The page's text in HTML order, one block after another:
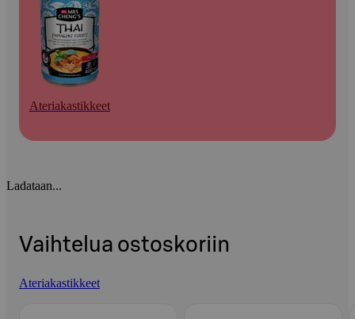
Ateriakastikkeet
Ladataan...
Vaihtelua ostoskoriin
Ateriakastikkeet